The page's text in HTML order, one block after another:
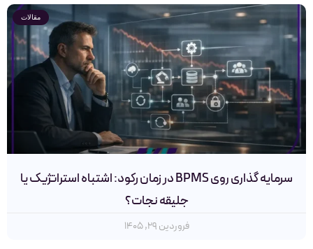
مقالات
سرمایه گذاری روی BPMS در زمان رکود: اشتباه استراتژیک یا
جلیقه نجات؟
فروردین ۲۹, ۱۴۰۵